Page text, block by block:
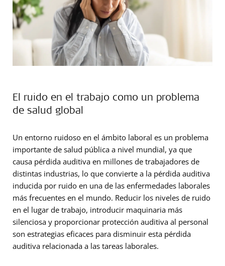
El ruido en el trabajo como un problema
de salud global
Un entorno ruidoso en el ámbito laboral es un problema
importante de salud pública a nivel mundial, ya que
causa pérdida auditiva en millones de trabajadores de
distintas industrias, lo que convierte a la pérdida auditiva
inducida por ruido en una de las enfermedades laborales
más frecuentes en el mundo. Reducir los niveles de ruido
en el lugar de trabajo, introducir maquinaria más
silenciosa y proporcionar protección auditiva al personal
son estrategias eficaces para disminuir esta pérdida
auditiva relacionada a las tareas laborales.